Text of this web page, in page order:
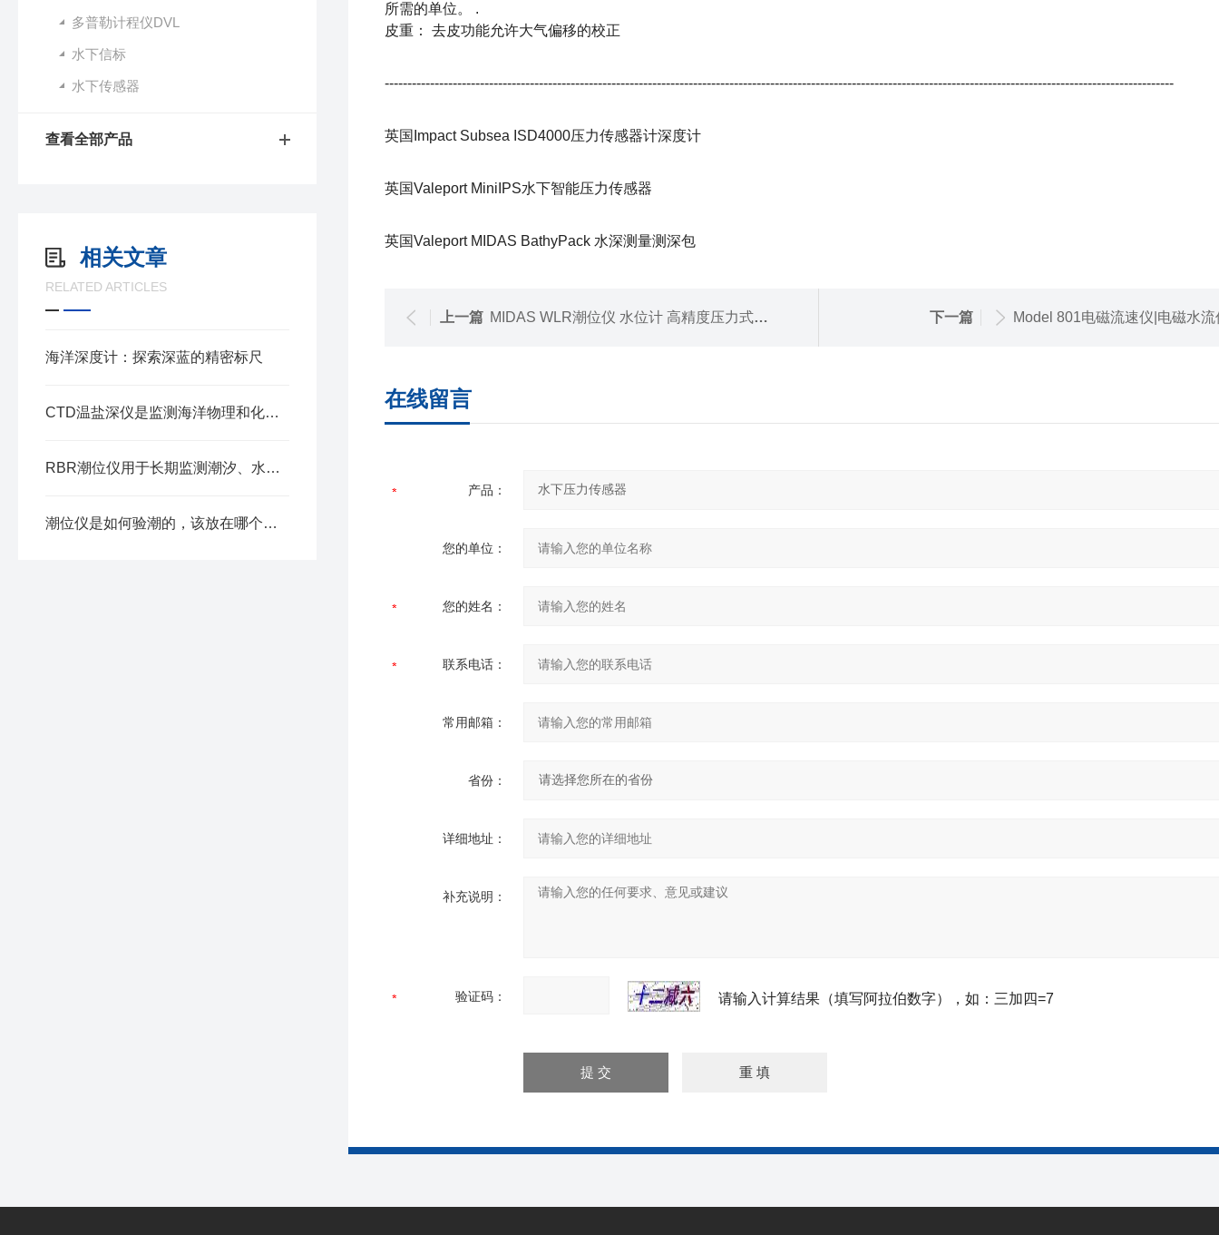
多普勒计程仪DVL
水下信标
水下传感器
查看全部产品
相关文章
RELATED ARTICLES
海洋深度计：探索深蓝的精密标尺
CTD温盐深仪是监测海洋物理和化学参数的主要工具
RBR潮位仪用于长期监测潮汐、水位变化及水压
潮位仪是如何验潮的，该放在哪个位置
所需的单位。 .
皮重： 去皮功能允许大气偏移的校正
------------------------------------------------------------------------------------------------------------------------------------------------------------------------------
英国Impact Subsea ISD4000压力传感器计深度计
英国Valeport MiniIPS水下智能压力传感器
英国Valeport MIDAS BathyPack 水深测量测深包
上一篇 MIDAS WLR潮位仪 水位计 高精度压力式验潮仪 下一篇 Model 801电磁流速仪|电磁水流
在线留言
产品：
您的单位：
您的姓名：
联系电话：
常用邮箱：
省份：
详细地址：
补充说明：
验证码： 请输入计算结果（填写阿拉伯数字），如：三加四=7